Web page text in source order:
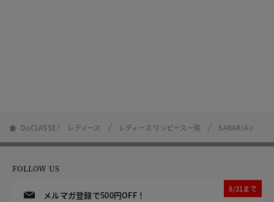
DoCLASSE レディース レディース ワンピース一覧 SARARI Air・キ
FOLLOW US
メルマガ登録で500円OFF！
8/31まで